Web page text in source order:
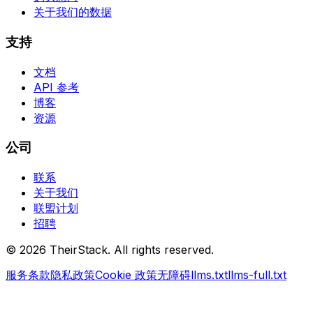
关于我们的数据
支持
文档
API 参考
博客
资源
公司
联系
关于我们
联盟计划
招聘
© 2026 TheirStack. All rights reserved.
服务条款隐私政策Cookie 政策无障碍llms.txtllms-full.txt